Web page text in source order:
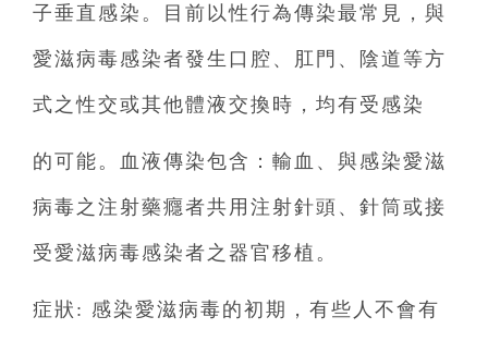
子垂直感染。目前以性行為傳染最常見，與
愛滋病毒感染者發生口腔、肛門、陰道等方
式之性交或其他體液交換時，均有受感染
的可能。血液傳染包含：輸血、與感染愛滋
病毒之注射藥癮者共用注射針頭、針筒或接
受愛滋病毒感染者之器官移植。
症狀: 感染愛滋病毒的初期，有些人不會有